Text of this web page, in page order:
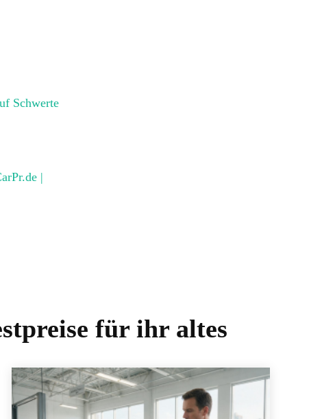
Schwerte
|
für ihr altes